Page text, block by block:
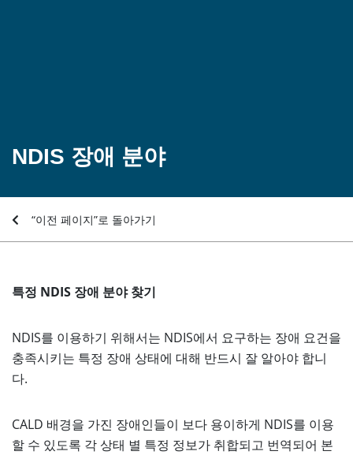
NDIS 장애 분야
“이전 페이지”로 돌아가기
특정 NDIS 장애 분야 찾기
NDIS를 이용하기 위해서는 NDIS에서 요구하는 장애 요건을
충족시키는 특정 장애 상태에 대해 반드시 잘 알아야 합니
다.
CALD 배경을 가진 장애인들이 보다 용이하게 NDIS를 이용
할 수 있도록 각 상태 별 특정 정보가 취합되고 번역되어 본